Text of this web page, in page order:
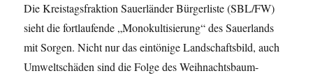
Die Kreistagsfraktion Sauerländer Bürgerliste (SBL/FW)
sieht die fortlaufende „Monokultisierung“ des Sauerlands
mit Sorgen. Nicht nur das eintönige Landschaftsbild, auch
Umweltschäden sind die Folge des Weihnachtsbaum-